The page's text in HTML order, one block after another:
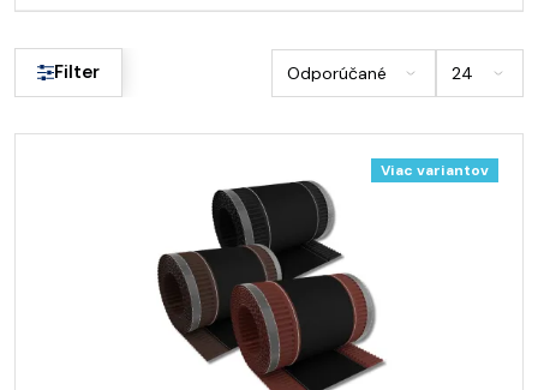
Filter
Viac variantov